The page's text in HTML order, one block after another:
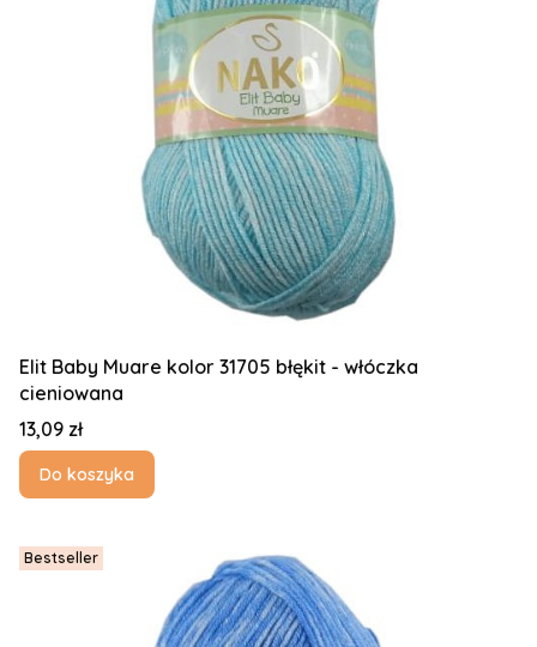
Elit Baby Muare kolor 31705 błękit - włóczka
cieniowana
Cena
13,09 zł
Do koszyka
Bestseller